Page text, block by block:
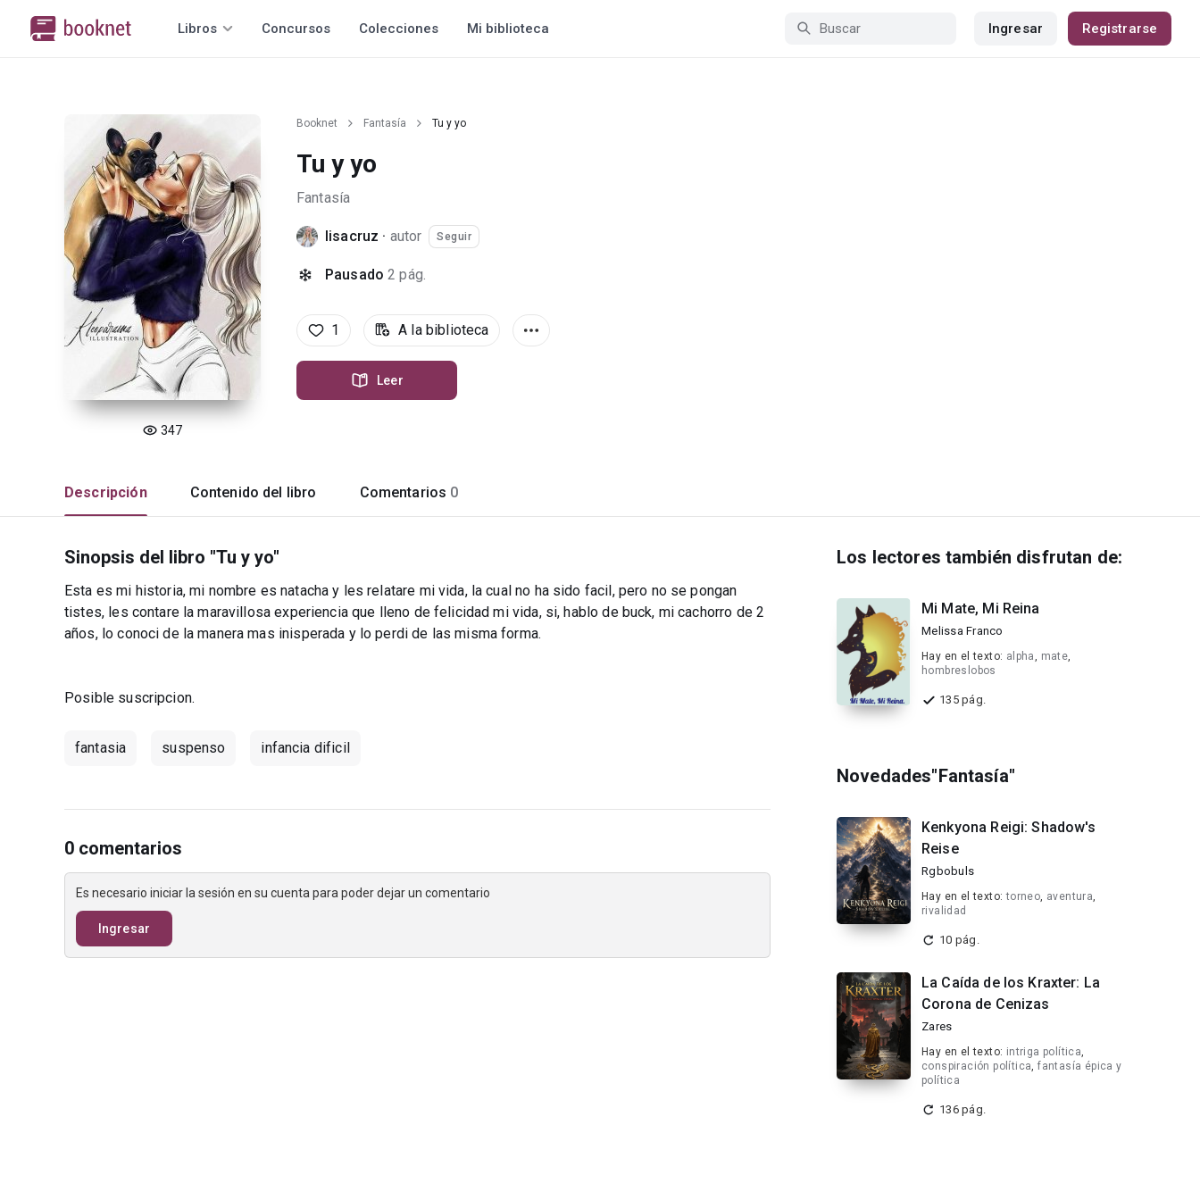
Libros Concursos Colecciones Mi biblioteca Ingresar Registrarse
347
Booknet Fantasía Tu y yo
Tu y yo
Fantasía
lisacruz · autor Seguir
Pausado 2 pág.
1 A la biblioteca
Leer
Descripción Contenido del libro Comentarios 0
Sinopsis del libro "Tu y yo"
Esta es mi historia, mi nombre es natacha y les relatare mi vida, la cual no ha sido facil, pero no se pongan
tistes, les contare la maravillosa experiencia que lleno de felicidad mi vida, si, hablo de buck, mi cachorro de 2
años, lo conoci de la manera mas inisperada y lo perdi de las misma forma.
Posible suscripcion.
fantasia suspenso infancia dificil
0 comentarios
Es necesario iniciar la sesión en su cuenta para poder dejar un comentario
Ingresar
Los lectores también disfrutan de:
Mi Mate, Mi Reina
Melissa Franco
Hay en el texto: alpha, mate,
hombreslobos
135 pág.
Novedades"Fantasía"
Kenkyona Reigi: Shadow's
Reise
Rgbobuls
Hay en el texto:torneo, aventura,
rivalidad
10 pág.
La Caída de los Kraxter: La
Corona de Cenizas
Zares
Hay en el texto: intriga política,
conspiración política,fantasía épica y
política
136 pág.